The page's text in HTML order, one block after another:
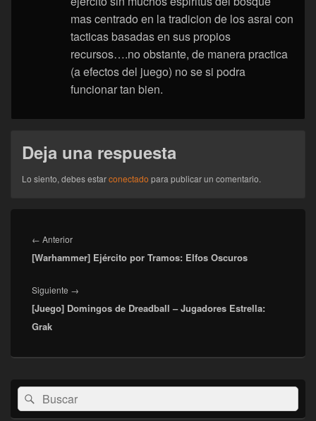
mas centrado en la tradicion de los asrai con
tacticas basadas en sus propios
recursos….no obstante, de manera practica
(a efectos del juego) no se si podra
funcionar tan bien.
Deja una respuesta
Lo siento, debes estarconectado para publicar un comentario.
de
entradas
← AnteriorEntrada
anterior:
[Warhammer] Ejército por Tramos: Elfos Oscuros
Siguiente →
siguiente:
[Juego] Domingos de Dreadball – Jugadores Estrella:
Grak
El
área
de
Buscar
por:
Buscar